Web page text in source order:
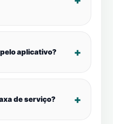
aplicativo?
de serviço?